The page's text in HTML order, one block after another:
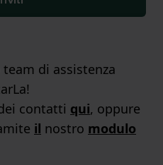
di assistenza
contatti qui, oppure
il nostro modulo